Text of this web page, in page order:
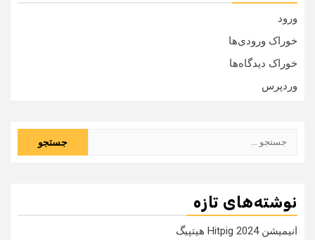
ورود
خوراک ورودی‌ها
خوراک دیدگاه‌ها
وردپرس
نوشته‌های تازه
انیمیشن Hitpig 2024 هیتپیگ